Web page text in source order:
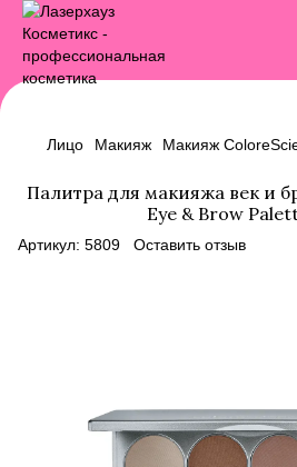
Лицо Макияж Макияж
Палитра для макияжа век и
Eye & Brow
Артикул: 5809 Оставить отзыв